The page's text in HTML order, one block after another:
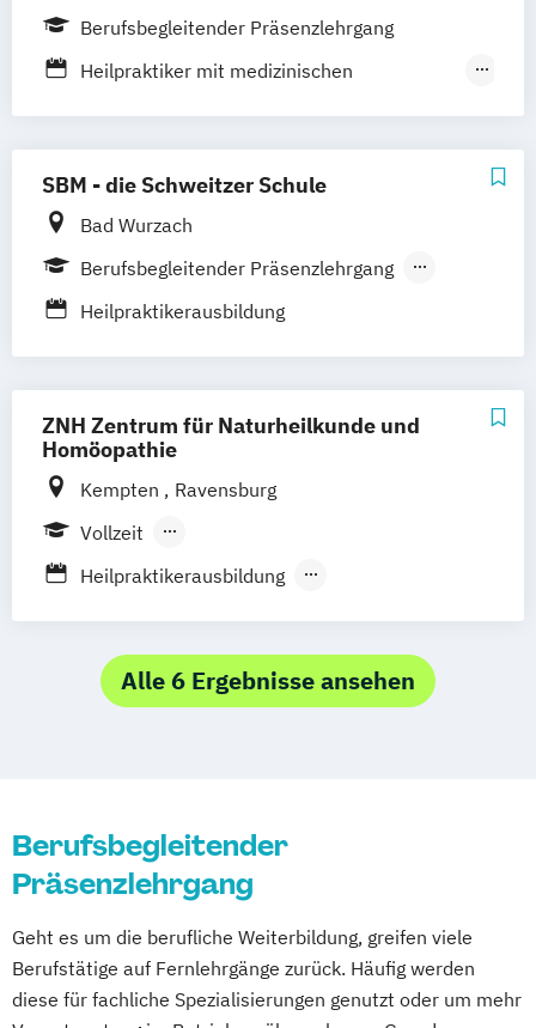
Bayreuth
Kempten Altötting
Berufsbegleitender Präsenzlehrgang
Heilpraktiker mit medizinischen
Kenntnisse
SBM - die Schweitzer Schule
Bad Wurzach
Berufsbegleitender Präsenzlehrgang
Fernlehrgang
Heilpraktikerausbildung
ZNH Zentrum für Naturheilkunde und
Homöopathie
Kempten
Ravensburg
Vollzeit
Berufsbegleitender Präsenzlehrgang
Heilpraktikerausbildung
Alle 6 Ergebnisse ansehen
Berufsbegleitender
Präsenzlehrgang
Geht es um die berufliche Weiterbildung, greifen viele
Berufstätige auf Fernlehrgänge zurück. Häufig werden
diese für fachliche Spezialisierungen genutzt oder um mehr